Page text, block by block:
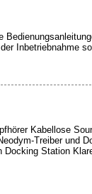
Inbetriebnahme
Kabellose
Treiber und
Station